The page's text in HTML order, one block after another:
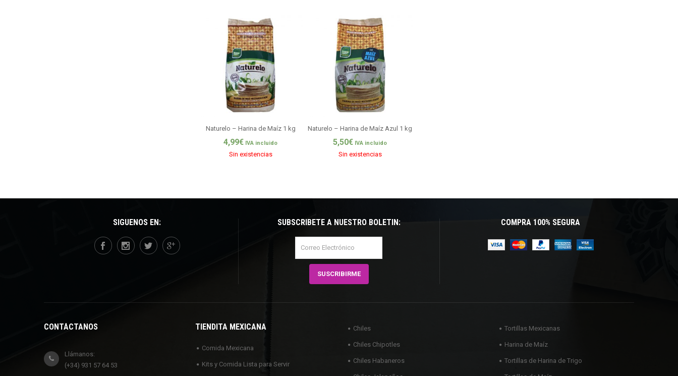
Naturelo – Harina de Maíz 1 kg
4,99€ IVA incluido
Sin existencias
Naturelo – Harina de Maíz Azul 1 kg
5,50€ IVA incluido
Sin existencias
SÍGUENOS EN: SUBSCRÍBETE A NUESTRO BOLETÍN: COMPRA 100% SEGURA
CONTÁCTANOS
Llámanos:
(+34) 931 57 64 53
TIENDITA MEXICANA
Comida Mexicana
Kits y Comida Lista para Servir
Chiles
Chiles Chipotles
Chiles Habaneros
Tortillas Mexicanas
Harina de Maíz
Tortillas de Harina de Trigo